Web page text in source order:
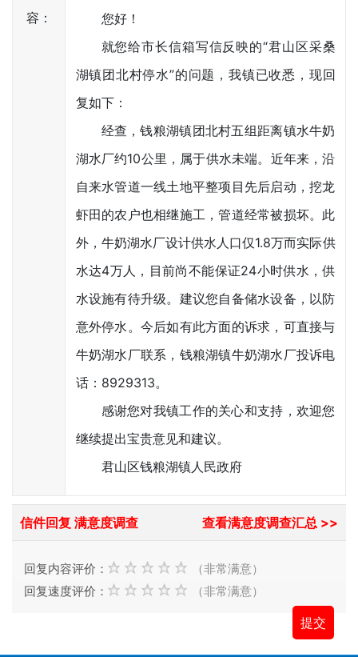
容：
您好！
就您给市长信箱写信反映的“君山区采桑
湖镇团北村停水”的问题，我镇已收悉，现回
复如下：
经查，钱粮湖镇团北村五组距离镇水牛奶
湖水厂约10公里，属于供水未端。近年来，沿
自来水管道一线土地平整项目先后启动，挖龙
虾田的农户也相继施工，管道经常被损坏。此
外，牛奶湖水厂设计供水人口仅1.8万而实际供
水达4万人，目前尚不能保证24小时供水，供
水设施有待升级。建议您自备储水设备，以防
意外停水。今后如有此方面的诉求，可直接与
牛奶湖水厂联系，钱粮湖镇牛奶湖水厂投诉电
话：8929313。
感谢您对我镇工作的关心和支持，欢迎您
继续提出宝贵意见和建议。
君山区钱粮湖镇人民政府
信件回复 满意度调查 查看满意度调查汇总 >>
回复内容评价：
（非常满意）
回复速度评价：
（非常满意）